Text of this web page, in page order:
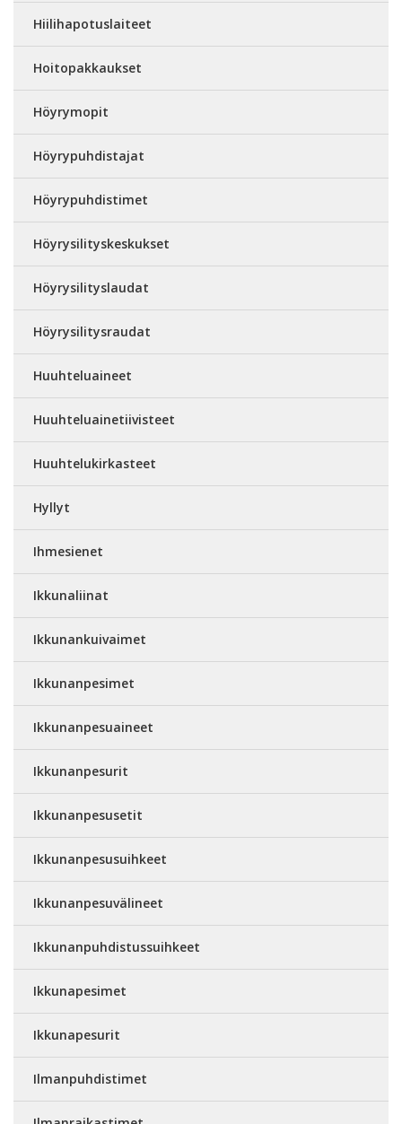
Hiilihapotuslaiteet
Hoitopakkaukset
Höyrymopit
Höyrypuhdistajat
Höyrypuhdistimet
Höyrysilityskeskukset
Höyrysilityslaudat
Höyrysilitysraudat
Huuhteluaineet
Huuhteluainetiivisteet
Huuhtelukirkasteet
Hyllyt
Ihmesienet
Ikkunaliinat
Ikkunankuivaimet
Ikkunanpesimet
Ikkunanpesuaineet
Ikkunanpesurit
Ikkunanpesusetit
Ikkunanpesusuihkeet
Ikkunanpesuvälineet
Ikkunanpuhdistussuihkeet
Ikkunapesimet
Ikkunapesurit
Ilmanpuhdistimet